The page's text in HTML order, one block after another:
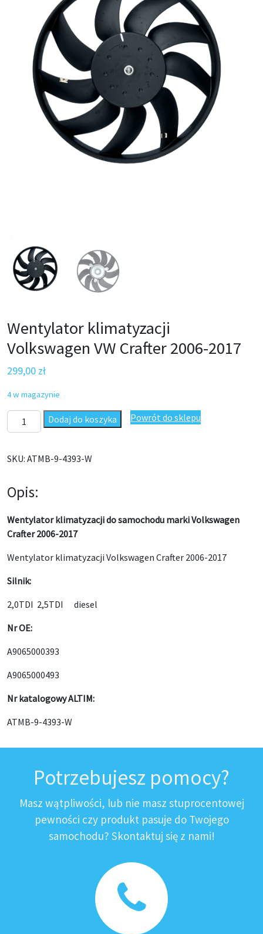
Wentylator klimatyzacji
Volkswagen VW Crafter 2006-2017
299,00 zł
4 w magazynie
ilość Wentylator klimatyzacji Volkswagen VW Crafter 2006-2017
Dodaj do koszyka Powrót do sklepu
SKU: ATMB-9-4393-W
Opis:
Wentylator klimatyzacji do samochodu marki Volkswagen
Crafter 2006-2017
Wentylator klimatyzacji Volkswagen Crafter 2006-2017
Silnik:
2,0TDI 2,5TDI diesel
Nr OE:
A9065000393
A9065000493
Nr katalogowy ALTIM:
ATMB-9-4393-W
Potrzebujesz pomocy?
Masz wątpliwości, lub nie masz stuprocentowej
pewności czy produkt pasuje do Twojego
samochodu? Skontaktuj się z nami!